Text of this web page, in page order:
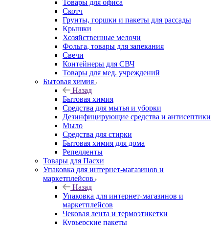
Товары для офиса
Скотч
Грунты, горшки и пакеты для рассады
Крышки
Хозяйственные мелочи
Фольга, товары для запекания
Свечи
Контейнеры для СВЧ
Товары для мед. учреждений
Бытовая химия
Назад
Бытовая химия
Средства для мытья и уборки
Дезинфицирующие средства и антисептики
Мыло
Средства для стирки
Бытовая химия для дома
Репелленты
Товары для Пасхи
Упаковка для интернет-магазинов и
маркетплейсов
Назад
Упаковка для интернет-магазинов и
маркетплейсов
Чековая лента и термоэтикетки
Курьерские пакеты